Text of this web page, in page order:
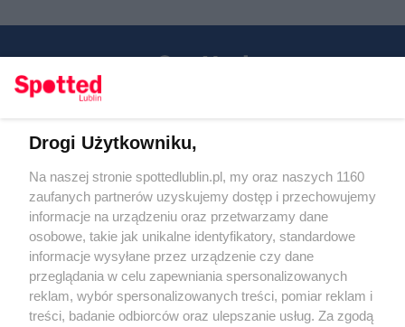
KATEGORIE
OGŁOSZENIA
Regulamin
Polityka prywatności
RODO
Warunki korzystania z treści
Drogi Użytkowniku,
Na naszej stronie spottedlublin.pl, my oraz naszych 1160
zaufanych partnerów uzyskujemy dostęp i przechowujemy
informacje na urządzeniu oraz przetwarzamy dane
osobowe, takie jak unikalne identyfikatory, standardowe
informacje wysyłane przez urządzenie czy dane
przeglądania w celu zapewniania spersonalizowanych
reklam, wybór spersonalizowanych treści, pomiar reklam i
treści, badanie odbiorców oraz ulepszanie usług. Za zgodą